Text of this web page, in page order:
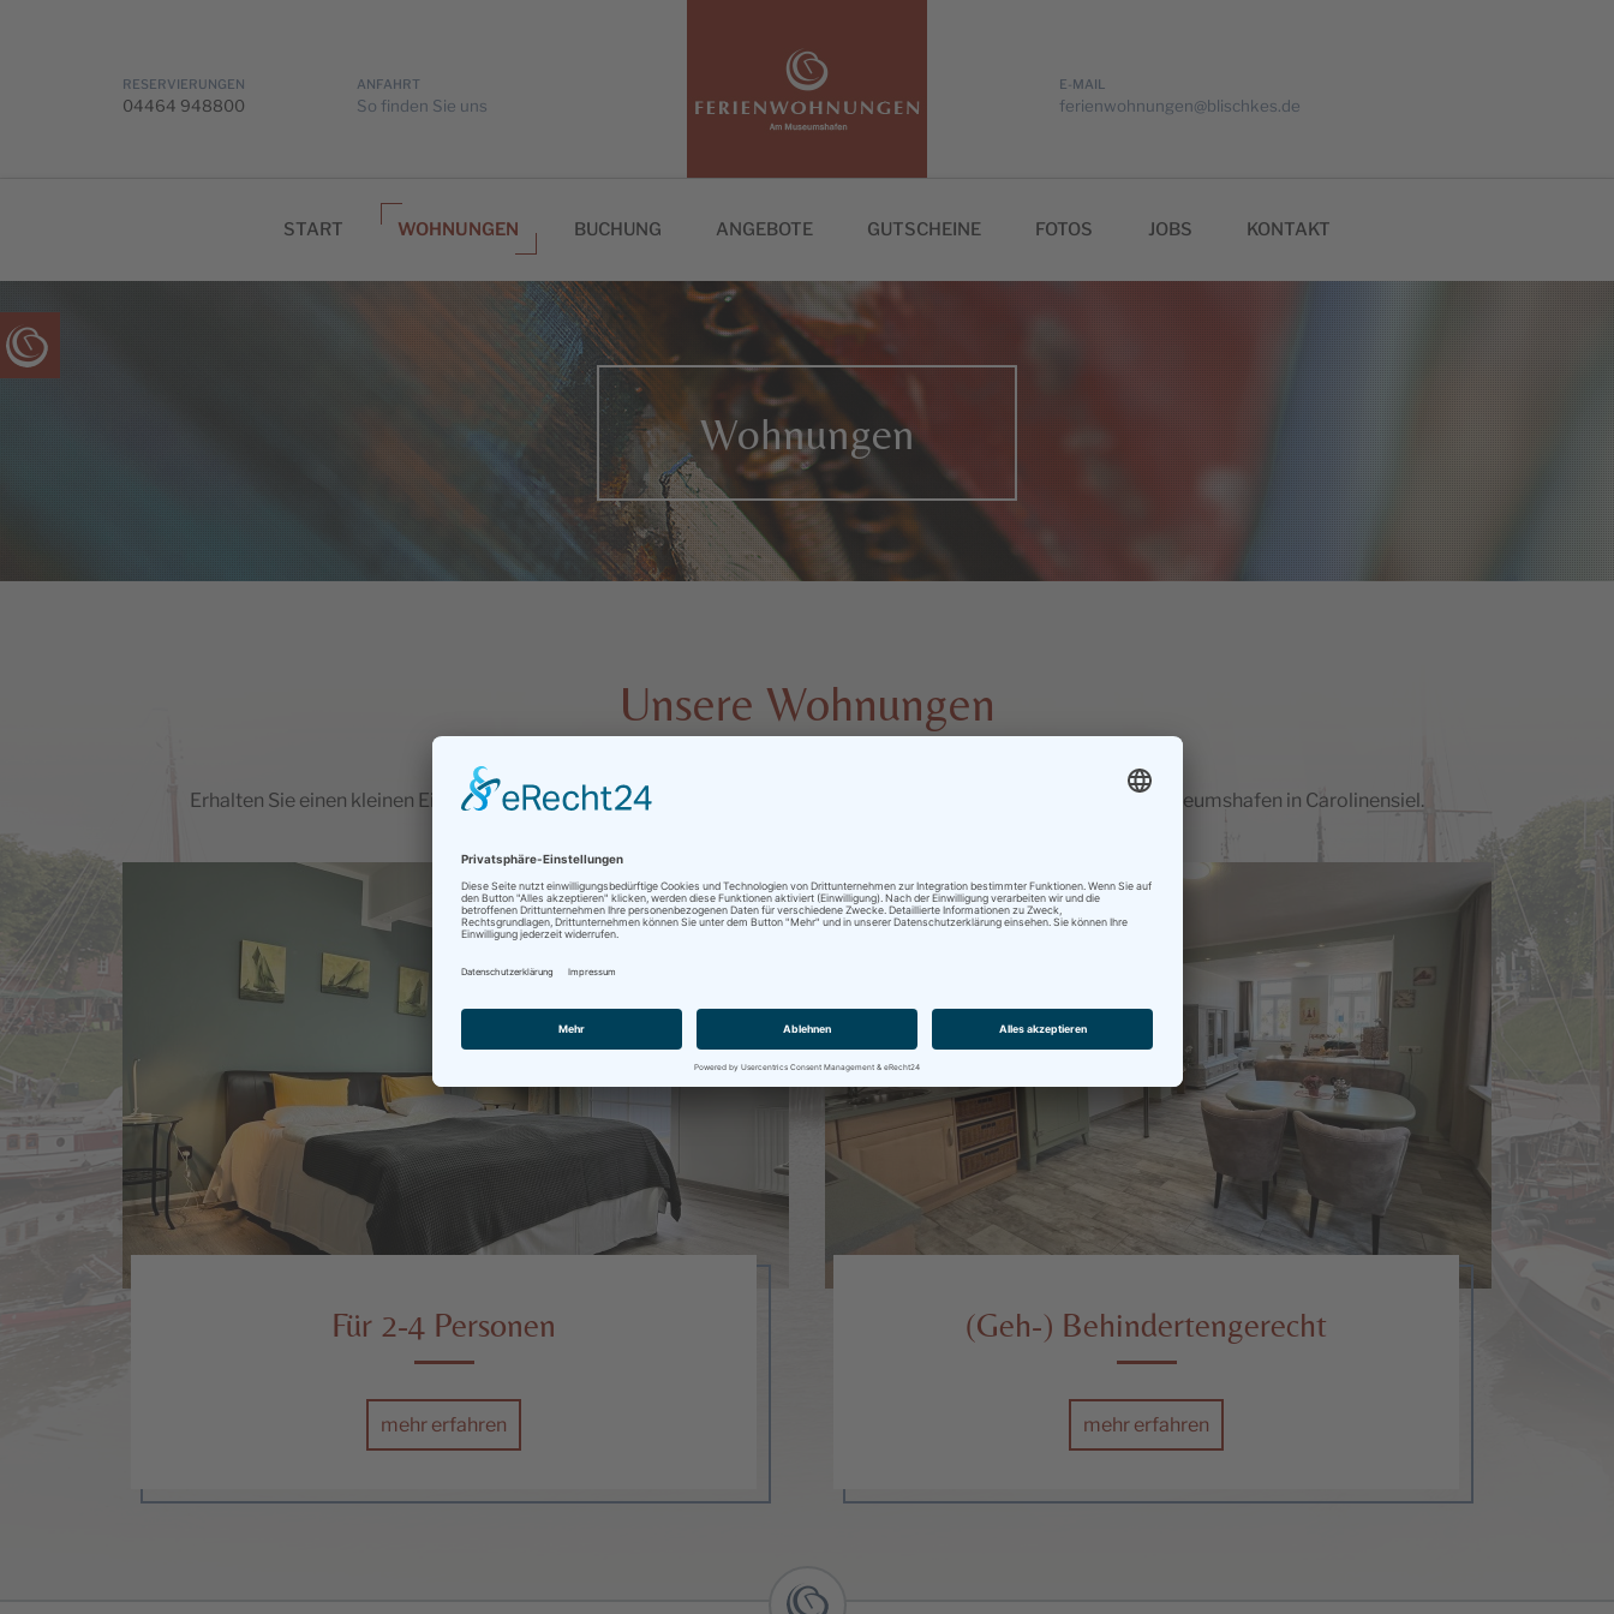
RESERVIERUNGEN
04464 948800
ANFAHRT
So finden Sie uns
E-MAIL
ferienwohnungen@blischkes.de
START WOHNUNGEN BUCHUNG ANGEBOTE GUTSCHEINE FOTOS JOBS KONTAKT
Wohnungen
Unsere Wohnungen
Erhalten Sie einen kleinen Einblick in unsere Ferienwohnungen direkt an der Kurpromenade mit Blick auf den Museumshafen in Carolinensiel.
Für 2-4 Personen
mehr erfahren
(Geh-) Behindertengerecht
mehr erfahren